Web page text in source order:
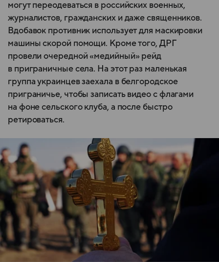
могут переодеваться в российских военных,
журналистов, гражданских и даже священников.
Вдобавок противник использует для маскировки
машины скорой помощи. Кроме того, ДРГ
провели очередной «медийный» рейд
в приграничные села. На этот раз маленькая
группа украинцев заехала в белгородское
приграничье, чтобы записать видео с флагами
на фоне сельского клуба, а после быстро
ретироваться.